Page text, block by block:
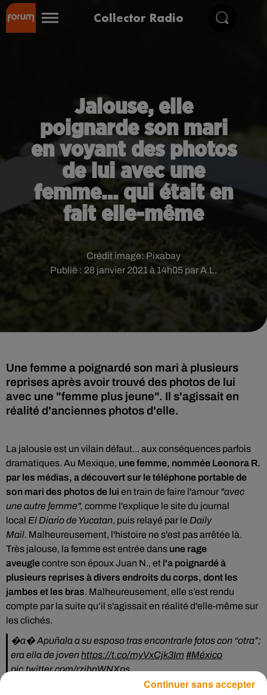
Collector Radio
Jalouse, elle
poignarde son mari
en voyant des photos
de lui avec une
femme… qui était en
fait elle-même
Publié : 28 janvier 2021 à 14h05 par A.L.
Crédit image:Pixabay
Une femme a poignardé son mari à plusieurs
reprises après avoir trouvé des photos de lui
avec une "femme plus jeune". Il s'agissait en
réalité d'anciennes photos d'elle.
La jalousie est un vilain défaut... aux conséquences parfois
dramatiques. Au Mexique, une femme, nommée Leonora R.
par les médias, a découvert sur le téléphone portable de
son mari des photos de lui en train de faire l'amour "avec
une autre femme", comme l'explique le site du journal
local El Diario de Yucatan, puis relayé par le Daily
Mail. Malheureusement, l'histoire ne s'est pas arrêtée là.
Très jalouse, la femme est entrée dans une rage
aveuglecontre son époux Juan N., et l'a poignardé à
plusieurs reprises à divers endroits du corps, dont les
jambes et les bras. Malheureusement, elle s’est rendu
compte par la suite qu’il s'agissait en réalité d'elle-même sur
les clichés.
�a� Apuñala a su esposo tras encontrarle fotos con “otra”;
era ella de jovenhttps://t.co/myVxCjk3Im #México
pic.twitter.com/rzjbnWNXps
— Diario de Yucatán (@DiariodeYucatan)January 22, 2021
Continuer sans accepter